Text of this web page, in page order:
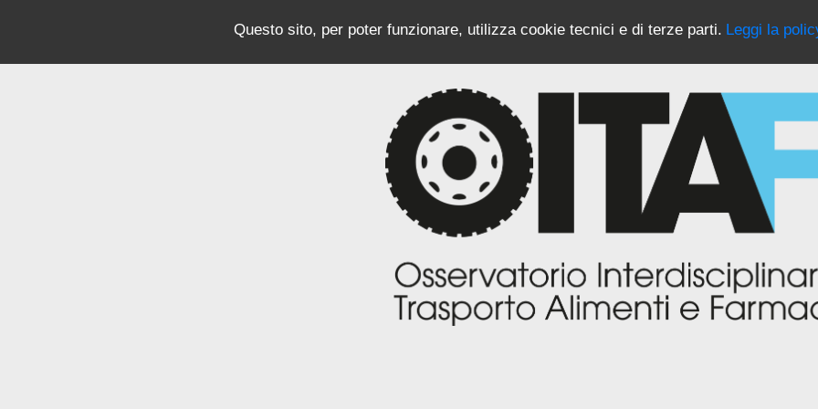
Questo sito, per poter funzionare, utilizza cookie tecnici e di terze parti. Leggi la